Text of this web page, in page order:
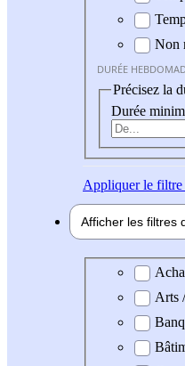
Non
DURÉE
Précisez la
Durée
Appliquerle filtre
Afficher les filtres
Domaine
Arts